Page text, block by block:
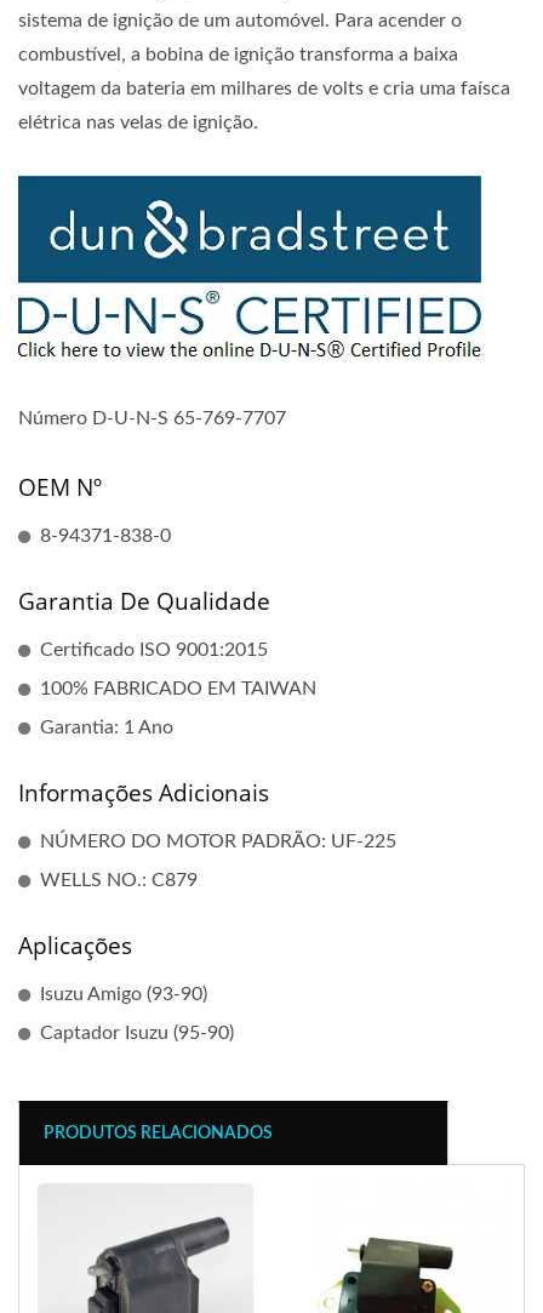
sistema de ignição de um automóvel. Para acender o
combustível, a bobina de ignição transforma a baixa
voltagem da bateria em milhares de volts e cria uma faísca
elétrica nas velas de ignição.
Número D-U-N-S 65-769-7707
OEM Nº
8-94371-838-0
Garantia De Qualidade
Certificado ISO 9001:2015
100% FABRICADO EM TAIWAN
Garantia: 1 Ano
Informações Adicionais
NÚMERO DO MOTOR PADRÃO: UF-225
WELLS NO.: C879
Aplicações
Isuzu Amigo (93-90)
Captador Isuzu (95-90)
PRODUTOS RELACIONADOS